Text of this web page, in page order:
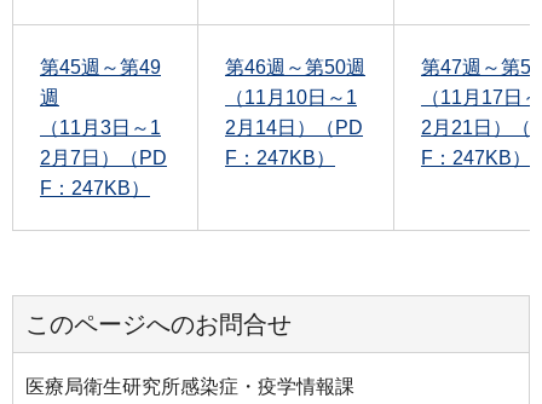
第45週～第49
週
（11月3日～1
2月7日）（PD
F：247KB）
第46週～第50週
（11月10日～1
2月14日）（PD
F：247KB）
第47週～第
（11月17日
2月21日）（
F：247KB）
このページへのお問合せ
医療局衛生研究所感染症・疫学情報課